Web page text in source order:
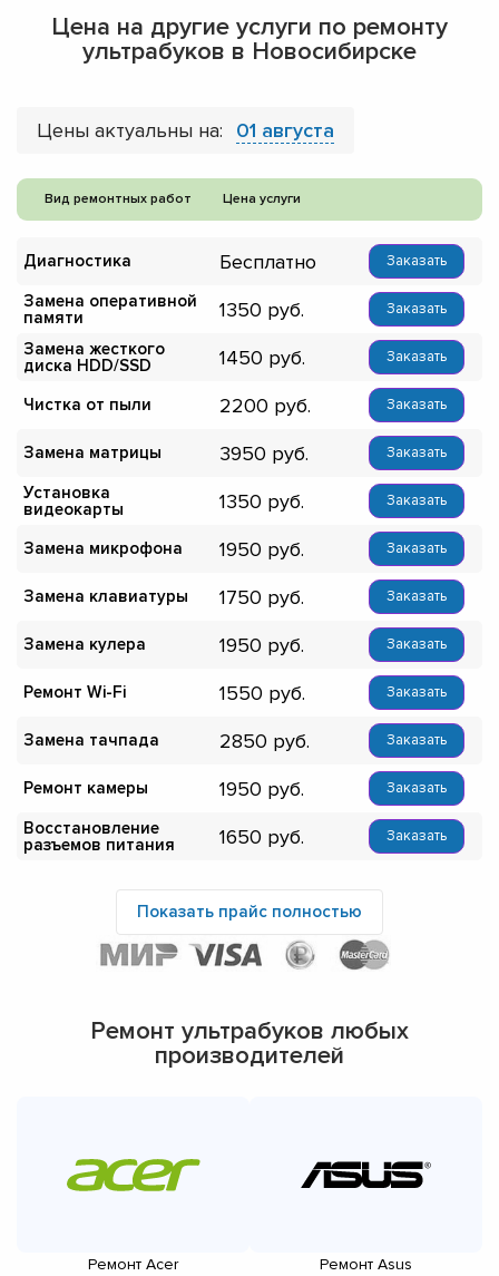
Цена на другие услуги по ремонту
ультрабуков в Новосибирске
Цены актуальны на: 01 августа
Вид ремонтных работ Цена услуги
Диагностика Бесплатно Заказать
Замена оперативной
памяти
1350 Заказать
Замена жесткого
диска HDD/SSD
1450 Заказать
Чистка от пыли 2200 Заказать
Замена матрицы 3950 Заказать
Установка
видеокарты
1350 Заказать
Замена микрофона 1950 Заказать
Замена клавиатуры 1750 Заказать
Замена кулера 1950 Заказать
Ремонт Wi-Fi 1550 Заказать
Замена тачпада 2850 Заказать
Ремонт камеры 1950 Заказать
Восстановление
разъемов питания
1650 Заказать
Показать прайс полностью
Ремонт ультрабуков любых
производителей
Ремонт Acer Ремонт Asus